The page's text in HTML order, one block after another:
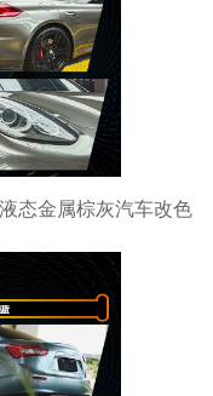
态金属棕灰汽车改色